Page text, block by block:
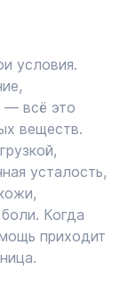
условия.
— всё это
веществ.
усталость,
Когда
приходит